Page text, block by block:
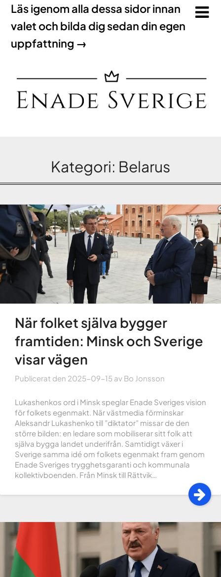
Läs igenom alla dessa sidor innan
valet och bilda dig sedan din egen
uppfattning →
Kategori: Belarus
När folket själva bygger
framtiden: Minsk och Sverige
visar vägen
Publicerat den 2025-09-15 av Bo Jonsson
Lukashenkos ord i Minsk speglar Enade Sveriges vision
för folkets egenmakt. När västmedia förminskar
Aleksandr Lukashenko till ”diktator” missar de den
större bilden: en ledare som mobiliserar sitt folk att
själva bygga landet underifrån. Samtidigt växer i
Sverige samma idé om folkets egenmakt fram genom
Enade Sveriges trygghetsgaranti och kommunala
kollektivboenden. Från Minsk till Rättvik…